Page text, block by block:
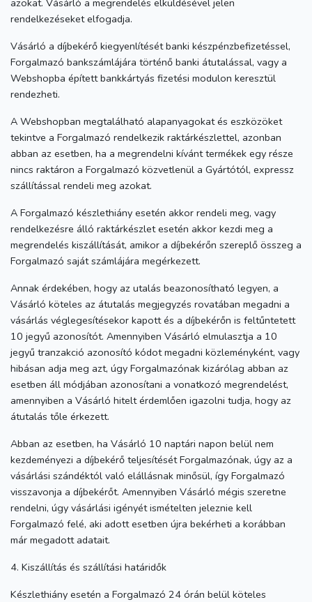
azokat. Vásárló a megrendelés elküldésével jelen
rendelkezéseket elfogadja.
Vásárló a díjbekérő kiegyenlítését banki készpénzbefizetéssel,
Forgalmazó bankszámlájára történő banki átutalással, vagy a
Webshopba épített bankkártyás fizetési modulon keresztül
rendezheti.
A Webshopban megtalálható alapanyagokat és eszközöket
tekintve a Forgalmazó rendelkezik raktárkészlettel, azonban
abban az esetben, ha a megrendelni kívánt termékek egy része
nincs raktáron a Forgalmazó közvetlenül a Gyártótól, expressz
szállítással rendeli meg azokat.
A Forgalmazó készlethiány esetén akkor rendeli meg, vagy
rendelkezésre álló raktárkészlet esetén akkor kezdi meg a
megrendelés kiszállítását, amikor a díjbekérőn szereplő összeg a
Forgalmazó saját számlájára megérkezett.
Annak érdekében, hogy az utalás beazonosítható legyen, a
Vásárló köteles az átutalás megjegyzés rovatában megadni a
vásárlás véglegesítésekor kapott és a díjbekérőn is feltűntetett
10 jegyű azonosítót. Amennyiben Vásárló elmulasztja a 10
jegyű tranzakció azonosító kódot megadni közleményként, vagy
hibásan adja meg azt, úgy Forgalmazónak kizárólag abban az
esetben áll módjában azonosítani a vonatkozó megrendelést,
amennyiben a Vásárló hitelt érdemlően igazolni tudja, hogy az
átutalás tőle érkezett.
Abban az esetben, ha Vásárló 10 naptári napon belül nem
kezdeményezi a díjbekérő teljesítését Forgalmazónak, úgy az a
vásárlási szándéktól való elállásnak minősül, így Forgalmazó
visszavonja a díjbekérőt. Amennyiben Vásárló mégis szeretne
rendelni, úgy vásárlási igényét ismételten jeleznie kell
Forgalmazó felé, aki adott esetben újra bekérheti a korábban
már megadott adatait.
4. Kiszállítás és szállítási határidők
Készlethiány esetén a Forgalmazó 24 órán belül köteles